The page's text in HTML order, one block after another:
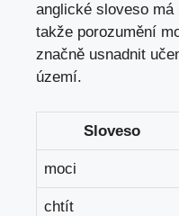
⁣anglické​ sloveso
takže porozumění⁣
značně usnadnit
území.
Sloveso
moci
chtít